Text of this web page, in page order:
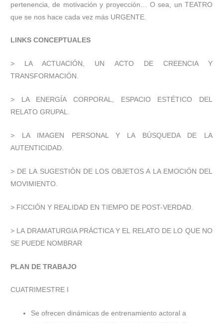
pertenencia, de motivación y proyección… O sea, un TEATRO
que se nos hace cada vez más URGENTE.
LINKS CONCEPTUALES
> LA ACTUACIÓN, UN ACTO DE CREENCIA Y
TRANSFORMACIÓN.
> LA ENERGÍA CORPORAL, ESPACIO ESTÉTICO DEL
RELATO GRUPAL.
> LA IMAGEN PERSONAL Y LA BÚSQUEDA DE LA
AUTENTICIDAD.
> DE LA SUGESTIÓN DE LOS OBJETOS A LA EMOCIÓN DEL
MOVIMIENTO.
> FICCIÓN Y REALIDAD EN TIEMPO DE POST-VERDAD.
> LA DRAMATURGIA PRÁCTICA Y EL RELATO DE LO QUE NO
SE PUEDE NOMBRAR
PLAN DE TRABAJO
CUATRIMESTRE I
Se ofrecen dinámicas de entrenamiento actoral a